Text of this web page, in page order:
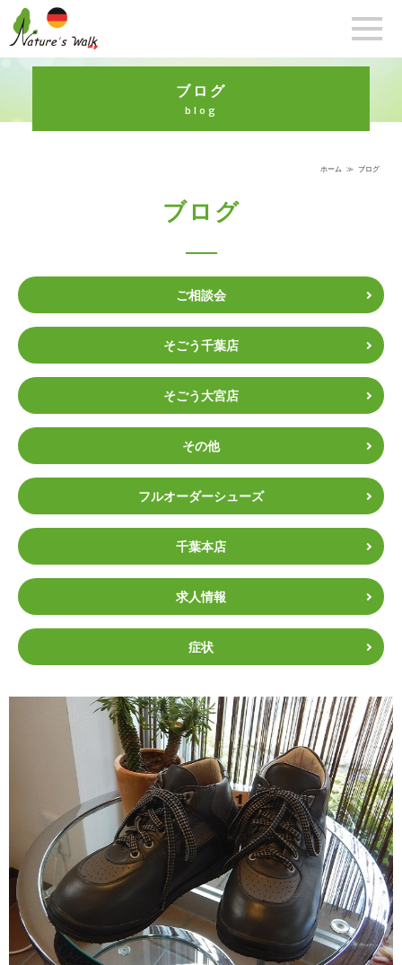
ブログ
blog
ホーム ≫ ブログ
ブログ
ご相談会
そごう千葉店
そごう大宮店
その他
フルオーダーシューズ
千葉本店
求人情報
症状